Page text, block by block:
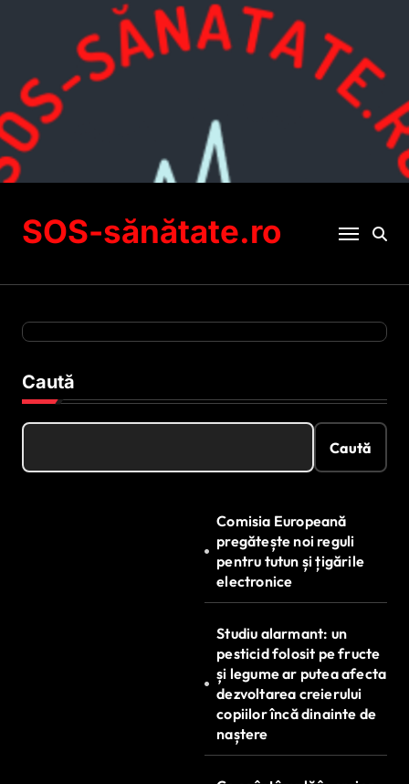
SOS-sănătate.ro
Caută
Caută
Comisia Europeană
pregătește noi reguli
pentru tutun și țigările
electronice
Studiu alarmant: un
pesticid folosit pe fructe
și legume ar putea afecta
dezvoltarea creierului
copiilor încă dinainte de
naștere